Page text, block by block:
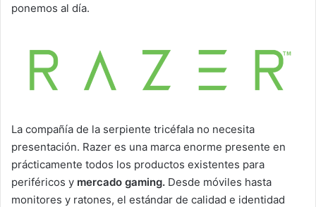
ponemos al día.
La compañía de la serpiente tricéfala no necesita
presentación. Razer es una marca enorme presente en
prácticamente todos los productos existentes para
periféricos y mercado gaming. Desde móviles hasta
monitores y ratones, el estándar de calidad e identidad